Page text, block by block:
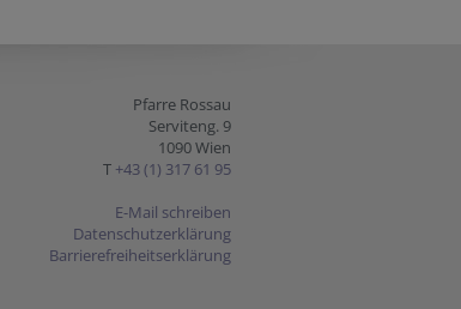
Pfarre Rossau
Serviteng. 9
1090 Wien
T +43 (1) 317 61 95
E-Mail schreiben
Datenschutzerklärung
Barrierefreiheitserklärung